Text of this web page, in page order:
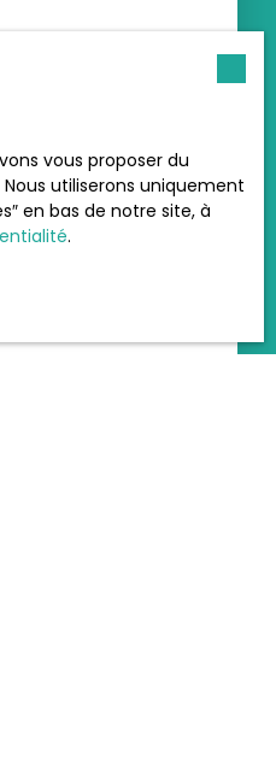
mentions légales en
vous proposer du
utiliserons uniquement
en bas de notre site, à
.